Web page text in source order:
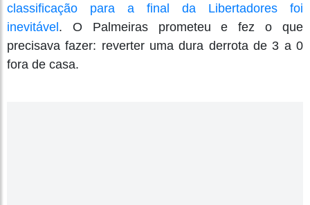
classificação para a final da Libertadores foi
inevitável. O Palmeiras prometeu e fez o que
precisava fazer: reverter uma dura derrota de 3 a 0
fora de casa.